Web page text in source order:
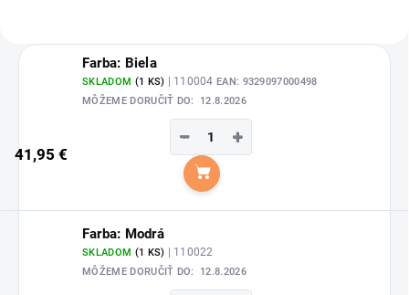
Farba: Biela
SKLADOM (1 KS) | 110004 EAN: 9329097000498
MÔŽEME DORUČIŤ DO:
12.8.2026
41,95 €
+
−
Do košíka
Farba: Modrá
SKLADOM (1 KS) | 110022
MÔŽEME DORUČIŤ DO: 12.8.2026